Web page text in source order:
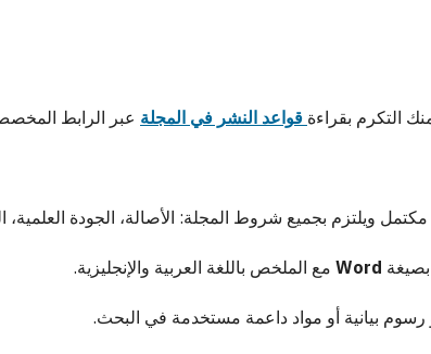
التكرم بقراءة قواعد النشر في المجلة عبر الرابط
ويلتزم بجميع شروط المجلة: الأصالة، الجودة العلمية،
Word مع الملخص باللغة العربية والإنجليزية.
بيانية أو مواد داعمة مستخدمة في البحث.